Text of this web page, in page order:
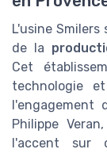
L'usine
de la
Cet
technologie
l'engagement
Philippe
l'accent sur